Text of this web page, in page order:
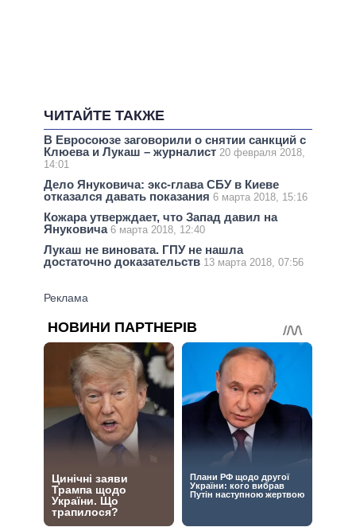
ЧИТАЙТЕ ТАКЖЕ
В Евросоюзе заговорили о снятии санкций с
Клюева и Лукаш – журналист 20 февраля 2018,
14:01
Дело Януковича: экс-глава СБУ в Киеве
отказался давать показания 6 марта 2018, 15:16
Кожара утверждает, что Запад давил на
Януковича 6 марта 2018, 12:40
Лукаш не виновата. ГПУ не нашла
достаточно доказательств 13 марта 2018, 07:56